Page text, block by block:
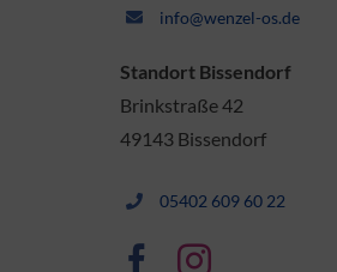
info@wenzel-os.de
Standort Bissendorf
Brinkstraße 42
49143 Bissendorf
05402 609 60 22